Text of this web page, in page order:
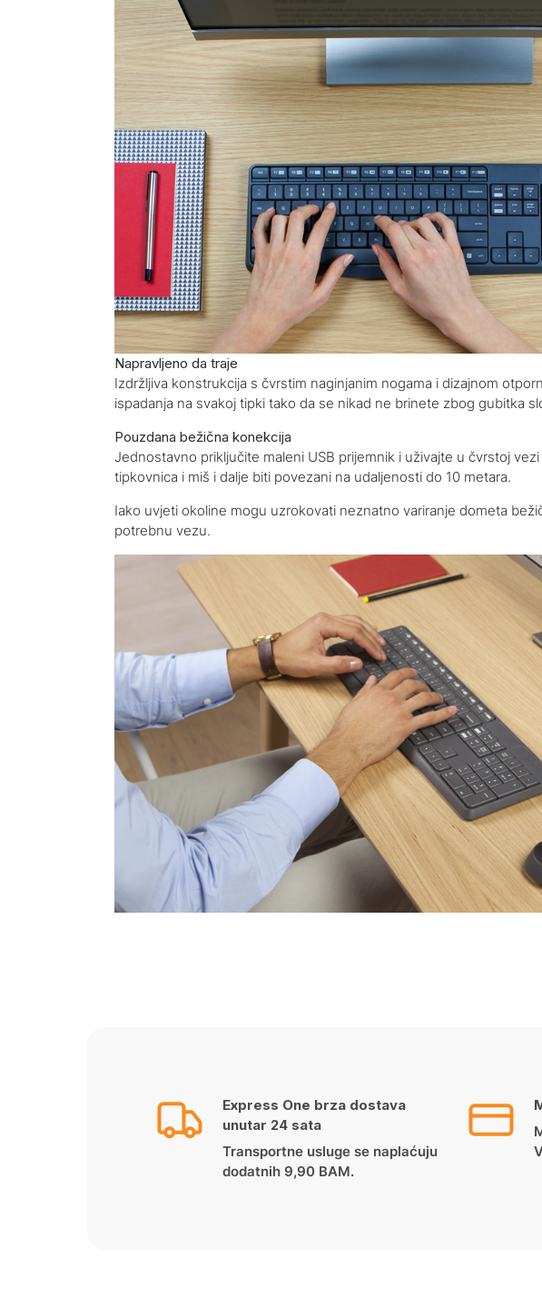
Napravljeno da traje
Izdržljiva konstrukcija s čvrstim naginjanim nogama i dizajnom
ispadanja na svakoj tipki tako da se nikad ne brinete zbog gubitka
Pouzdana bežična konekcija
Jednostavno priključite maleni USB prijemnik i uživajte u čvrstoj
tipkovnica i miš i dalje biti povezani na udaljenosti do 10 metara.
Iako uvjeti okoline mogu uzrokovati neznatno variranje dometa
potrebnu vezu.
Express One brza dostava
unutar 24 sata
Transportne usluge se naplaćuju
dodatnih 9,90 BAM.